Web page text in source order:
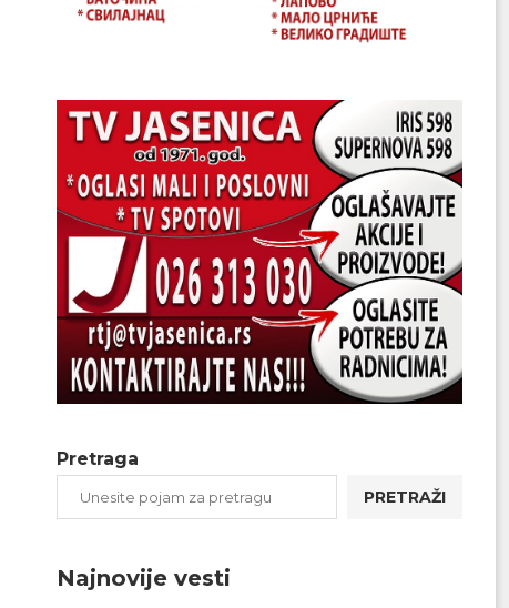
Pretraga
PRETRAŽI
Najnovije vesti